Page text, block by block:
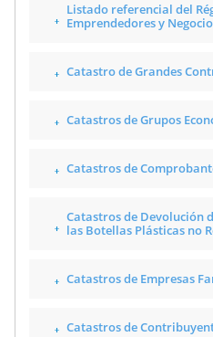
Listado referencial del
Emprendedores y
Catastro de Grandes
Catastros de Grupos
Catastros de
Catastros de Devolución
las Botellas Plásticas no
Catastros de Empresas
Catastros de